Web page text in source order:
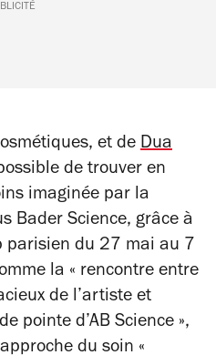
et de Dua
de trouver en
imaginée par la
Bader Science, grâce à
parisien du 27 mai au 7
la « rencontre entre
de l’artiste et
pointe d’AB Science »,
du soin «